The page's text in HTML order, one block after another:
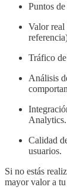
Puntos
Valor real
Tráfico
Análisis
Analytics.
Calidad
usuarios.
Si no estás
mayor valor a